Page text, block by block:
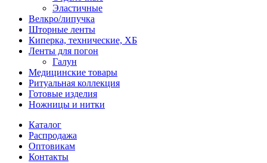
Эластичные
Велкро/липучка
Шторные ленты
Киперка, технические, ХБ
Ленты для погон
Галун
Медицинские товары
Ритуальная коллекция
Готовые изделия
Ножницы и нитки
Каталог
Распродажа
Оптовикам
Контакты